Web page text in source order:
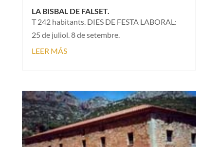
LA BISBAL DE FALSET.
T 242 habitants. DIES DE FESTA LABORAL:
25 de juliol. 8 de setembre.
LEER MÁS